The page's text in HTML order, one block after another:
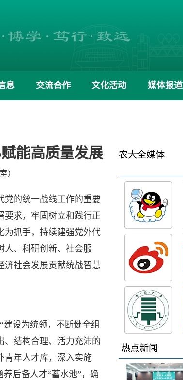
息 交流合作 文化活动 媒体报道
能高质量发展
）
党的统一战线工作的重要
要求，牢固树立和践行正
为抓手，持续建强党外代
人、科研创新、社会服
济社会发展贡献统战智慧
设为统领，不断健全组
、结构合理、活力充沛的
青年人才库，深入实施
后备人才“蓄水池”，确
农大全媒体
热点新闻